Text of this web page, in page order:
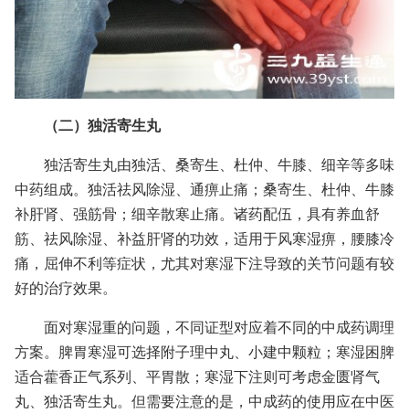
（二）独活寄生丸
独活寄生丸由独活、桑寄生、杜仲、牛膝、细辛等多味
中药组成。独活祛风除湿、通痹止痛；桑寄生、杜仲、牛膝
补肝肾、强筋骨；细辛散寒止痛。诸药配伍，具有养血舒
筋、祛风除湿、补益肝肾的功效，适用于风寒湿痹，腰膝冷
痛，屈伸不利等症状，尤其对寒湿下注导致的关节问题有较
好的治疗效果。
面对寒湿重的问题，不同证型对应着不同的中成药调理
方案。脾胃寒湿可选择附子理中丸、小建中颗粒；寒湿困脾
适合藿香正气系列、平胃散；寒湿下注则可考虑金匮肾气
丸、独活寄生丸。但需要注意的是，中成药的使用应在中医